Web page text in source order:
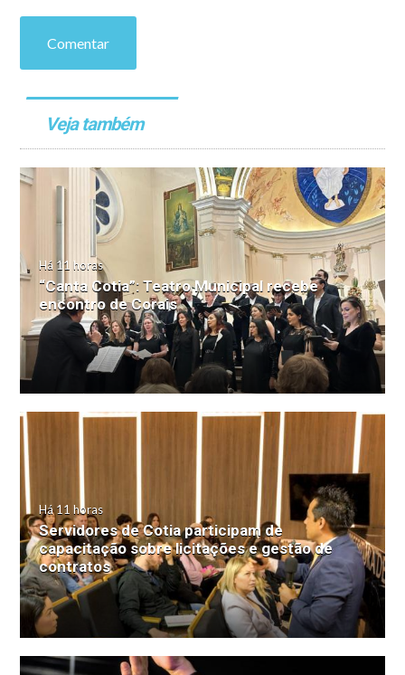
Comentar
Veja também
Há 11 horas
“Canta Cotia”: Teatro Municipal recebe
encontro de Corais
Há 11 horas
Servidores de Cotia participam de
capacitação sobre licitações e gestão de
contratos